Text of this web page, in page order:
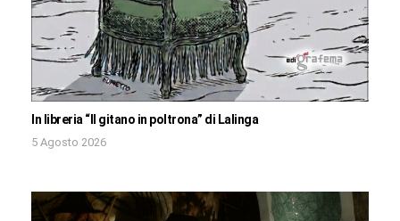
In libreria “Il gitano in poltrona” di Lalinga
5 Agosto 2026